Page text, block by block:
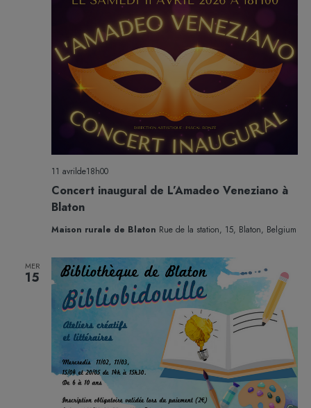
Concert inaugural de L’Amadeo Veneziano à
Blaton
11 avrilde18h00
Maison rurale de Blaton Rue de la station, 15, Blaton, Belgium
MER
15